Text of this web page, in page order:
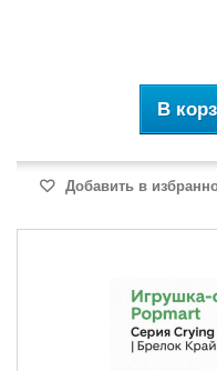
В
Добавить в